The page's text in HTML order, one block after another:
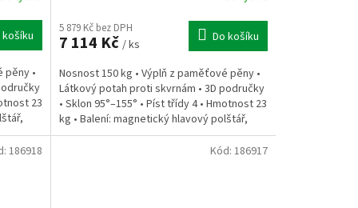
košíku
pěny •
23
5 879 Kč bez DPH
7 114 Kč / ks Do košíku
Nosnost 150 kg • Výplň z paměťové pěny •
Látkový potah proti skvrnám • 3D područky
• Sklon 95°–155° • Píst třídy 4 • Hmotnost 23
kg • Balení: magnetický hlavový polštář,
bederní...
186918 Kód: 186917